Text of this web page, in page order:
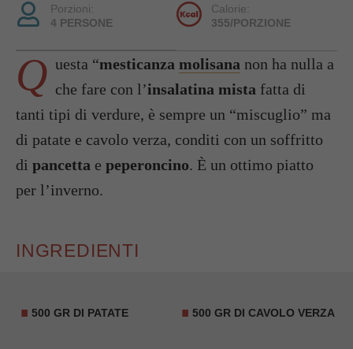
Porzioni:
4 PERSONE
Calorie:
355/PORZIONE
Q uesta “mesticanza molisana non ha nulla a
che fare con l’insalatina mista fatta di
tanti tipi di verdure, è sempre un “miscuglio” ma
di patate e cavolo verza, conditi con un soffritto
di pancetta e peperoncino. È un ottimo piatto
per l’inverno.
INGREDIENTI
500 GR DI PATATE 500 GR DI CAVOLO VERZA